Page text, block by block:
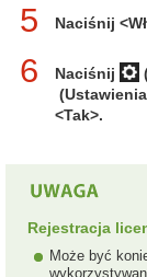
5 Naciśnij
6 Naciśnij
<Tak>.
Rejestracja
Może być